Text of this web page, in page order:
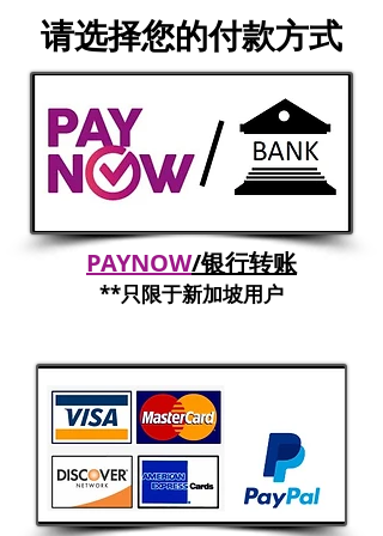
​请选择您的付款方式
PAYNOW/银行转账
**​只限于新加坡用户